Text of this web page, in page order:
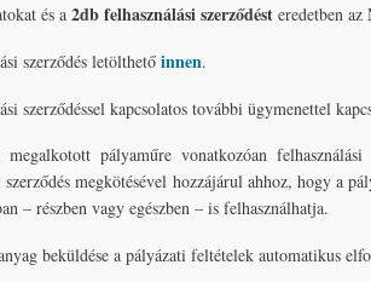
és a 2db felhasználási szerződést eredetben
szerződés letölthető innen.
szerződéssel kapcsolatos további ügymenettel
pályaműre vonatkozóan
szerződés megkötésével hozzájárul ahhoz, hogy a
– részben vagy egészben – is felhasználhatja.
beküldése a pályázati feltételek automatikus